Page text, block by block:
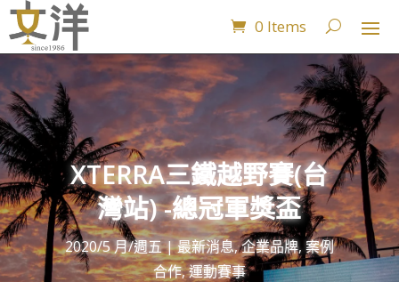
0 Items
XTERRA三鐵越野賽(台
灣站) -總冠軍獎盃
2020/5 月/週五|最新消息,企業品牌, 案例
合作,運動賽事